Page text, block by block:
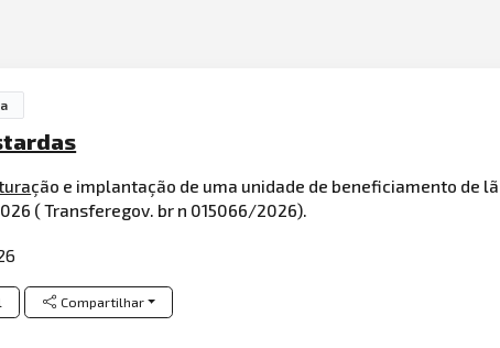
ção e implantação de uma unidade de beneficiamento de
( Transferegov. br n 015066/2026).
Compartilhar